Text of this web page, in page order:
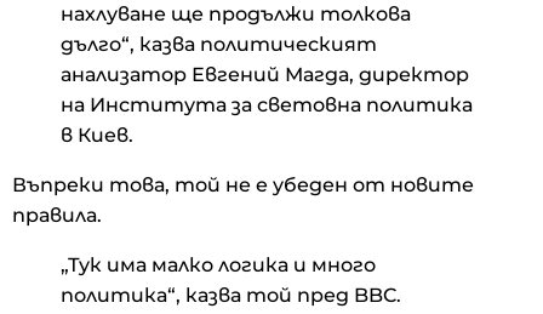
нахлуване ще продължи толкова
дълго“, казва политическият
анализатор Евгений Магда, директор
на Института за световна политика
в Киев.
Въпреки това, той не е убеден от новите
правила.
„Тук има малко логика и много
политика“, казва той пред BBC.